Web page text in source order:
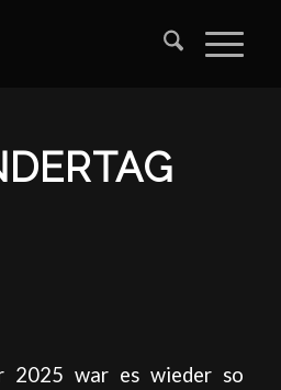
2025 war es wieder so